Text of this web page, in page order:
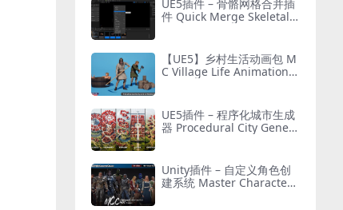
UE5插件 – 骨骼网格合并插
件 Quick Merge Skeletal
【UE5】乡村生活动画包 M
C Village Life Animation P
UE5插件 – 程序化城市生成
器 Procedural City Genera
Unity插件 – 自定义角色创
建系统 Master Character